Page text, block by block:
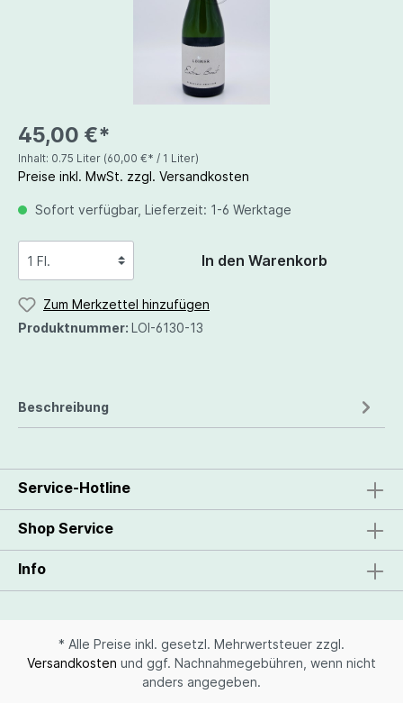
45,00 €*
Inhalt: 0.75 Liter (60,00 €* / 1 Liter)
Preise inkl. MwSt. zzgl. Versandkosten
Sofort verfügbar, Lieferzeit: 1-6 Werktage
In den Warenkorb
Zum Merkzettel hinzufügen
Produktnummer: LOI-6130-13
Beschreibung
Service-Hotline
Shop Service
Info
* Alle Preise inkl. gesetzl. Mehrwertsteuer zzgl.
Versandkosten und ggf. Nachnahmegebühren, wenn nicht
anders angegeben.